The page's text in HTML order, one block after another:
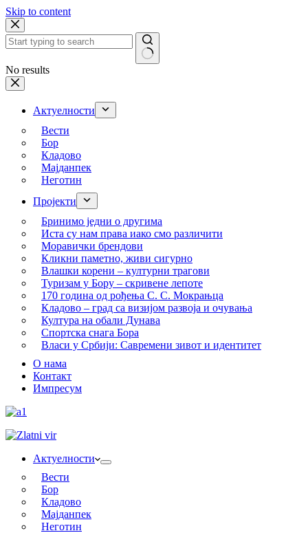
Skip to content
No results
Актуелности
Вести
Бор
Кладово
Мајданпек
Неготин
Пројекти
Бринимо једни о другима
Иста су нам права иако смо различити
Моравички брендови
Кликни паметно, живи сигурно
Влашки корени – културни трагови
Туризам у Бору – скривене лепоте
170 година од рођења С. С. Мокрањца
Кладово – град са визијом развоја и очувања
Култура на обали Дунава
Спортска снага Бора
Власи у Србији: Савремени зивот и идентитет
О нама
Контакт
Импресум
Актуелности
Вести
Бор
Кладово
Мајданпек
Неготин